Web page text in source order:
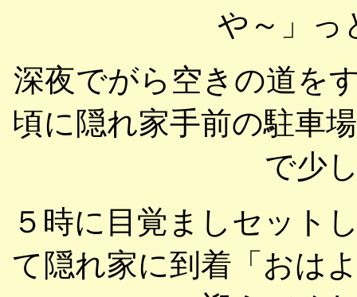
や～」っ
深夜でがら空きの道を
頃に隠れ家手前の駐車
で少
５時に目覚ましセット
て隠れ家に到着「おは